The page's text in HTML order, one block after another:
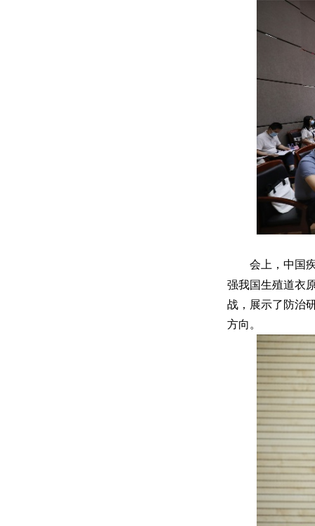
会上，中国
强我国生殖道衣
战，展示了防治
方向。